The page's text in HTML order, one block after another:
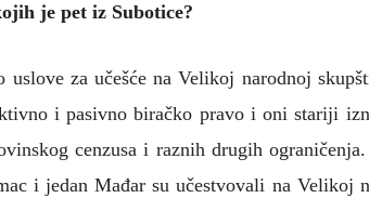
je pet iz Subotice?
uslove za učešće na Velikoj narodnoj
i pasivno biračko pravo i oni stariji
cenzusa i raznih drugih
i jedan Mađar su učestvovali na